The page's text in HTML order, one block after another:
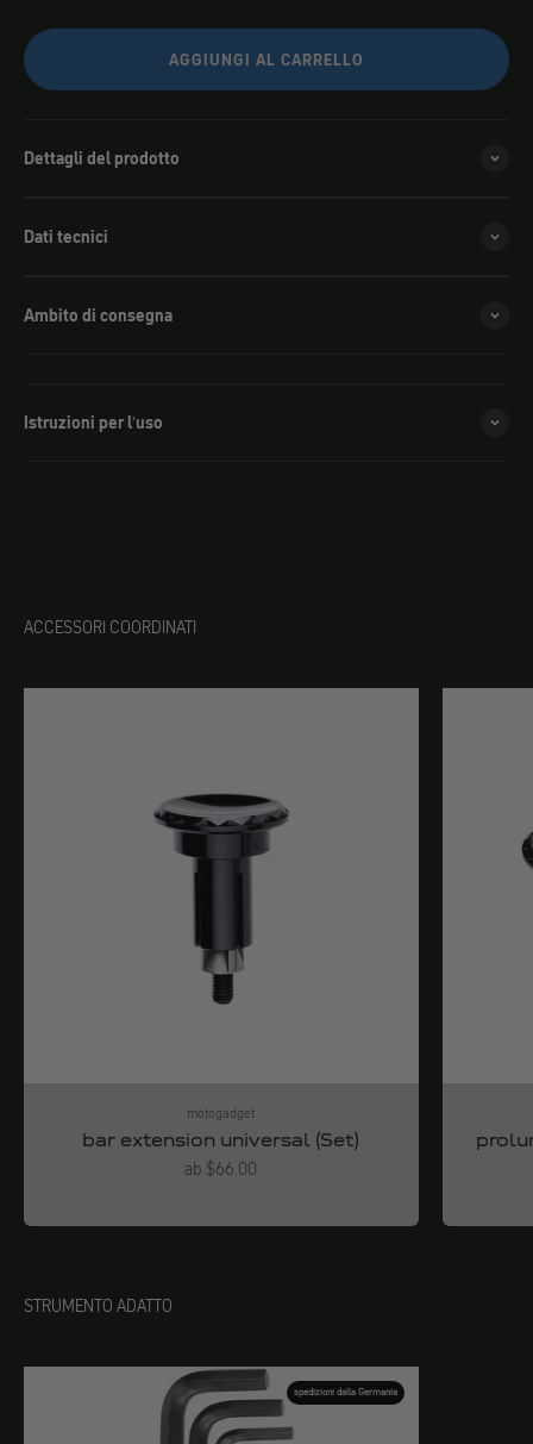
AGGIUNGI AL CARRELLO
Dettagli del prodotto
Dati tecnici
Ambito di consegna
Istruzioni per l'uso
ACCESSORI COORDINATI
motogadget
bar extension universal (Set)
Angebot
ab $66.00
STRUMENTO ADATTO
spedizioni dalla Germania